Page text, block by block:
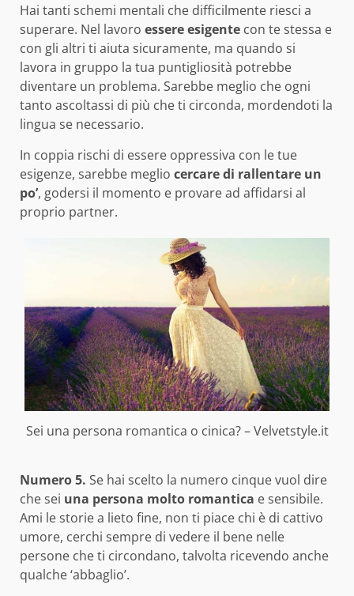
Hai tanti schemi mentali che difficilmente riesci a
superare. Nel lavoro essere esigente con te stessa e
con gli altri ti aiuta sicuramente, ma quando si
lavora in gruppo la tua puntigliosità potrebbe
diventare un problema. Sarebbe meglio che ogni
tanto ascoltassi di più che ti circonda, mordendoti la
lingua se necessario.
In coppia rischi di essere oppressiva con le tue
esigenze, sarebbe meglio cercare di rallentare un
po’, godersi il momento e provare ad affidarsi al
proprio partner.
Sei una persona romantica o cinica? – Velvetstyle.it
Numero 5. Se hai scelto la numero cinque vuol dire
che sei una persona molto romantica e sensibile.
Ami le storie a lieto fine, non ti piace chi è di cattivo
umore, cerchi sempre di vedere il bene nelle
persone che ti circondano, talvolta ricevendo anche
qualche ‘abbaglio’.